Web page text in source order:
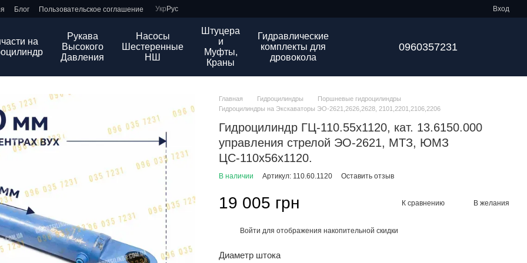
Блог Пользовательское соглашение Укр Рус Вход
на
Рукава
Высокого
Давления
Насосы
Шестеренные
НШ
Штуцера
и
Муфты,
Краны
Гидравлические
комплекты для
дровокола
0960357231
Главная Гидроцилиндры
Поршневые гидроцилиндры
Гидроцилиндры на Экскаваторы ЭО-2621,2626,2628, 2101,2201,2106,2206
Гидроцилиндр ГЦ-110.55х1120, кат. 13.6150.000
управления стрелой ЭО-2621, МТЗ, ЮМЗ
ЦС-110х56х1120.
В наличии Артикул: 110.60.1120 Оставить отзыв
19 005 грн К сравнению В желания
Войти для отображения накопительной скидки
Диаметр штока